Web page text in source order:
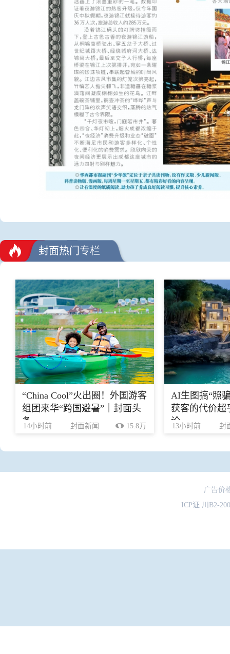
封面热门专栏
“China Cool”火出圈！外国游客
组团来华“跨国避暑”｜封面头
条
14小时前 封面新闻 15.8万
AI生图搞“照
获客的代价超
论
13小时前 封
广告价
ICP证 川B2-